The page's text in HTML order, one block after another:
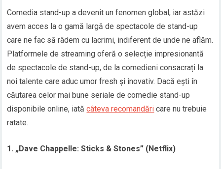
Comedia stand-up a devenit un fenomen global, iar astăzi
avem acces la o gamă largă de spectacole de stand-up
care ne fac să râdem cu lacrimi, indiferent de unde ne aflăm.
Platformele de streaming oferă o selecție impresionantă
de spectacole de stand-up, de la comedieni consacrați la
noi talente care aduc umor fresh și inovativ. Dacă ești în
căutarea celor mai bune seriale de comedie stand-up
disponibile online, iatăcâteva recomandări care nu trebuie
ratate.
1. „Dave Chappelle: Sticks & Stones” (Netflix)